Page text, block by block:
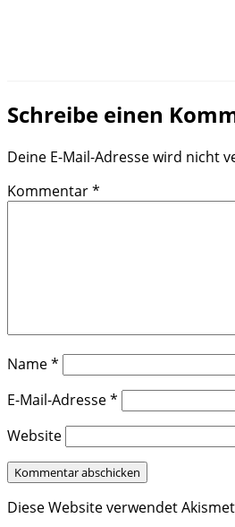
Schreibe einen
Deine E-Mail-Adresse wird nicht
Kommentar*
Name*
E-Mail-Adresse*
Website
Diese Website verwendet